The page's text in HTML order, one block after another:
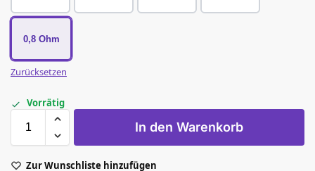
0,8 Ohm
Zurücksetzen
Vorrätig
In den Warenkorb
Zur Wunschliste hinzufügen